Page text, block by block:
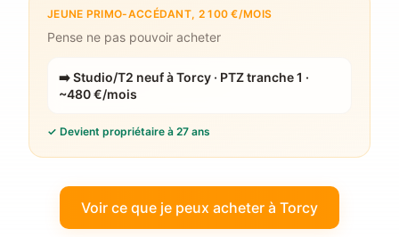
JEUNE PRIMO-ACCÉDANT, 2 100 €/MOIS
Pense ne pas pouvoir acheter
➡️Studio/T2 neuf à Torcy · PTZ tranche 1 ·
~480 €/mois
✓ Devient propriétaire à 27 ans
Voir ce que je peux acheter à Torcy